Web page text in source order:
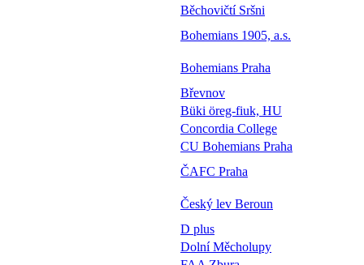
Běchovičtí Sršni
Bohemians 1905, a.s.
Bohemians Praha
Břevnov
Büki öreg-fiuk, HU
Concordia College
CU Bohemians Praha
ČAFC Praha
Český lev Beroun
D plus
Dolní Měcholupy